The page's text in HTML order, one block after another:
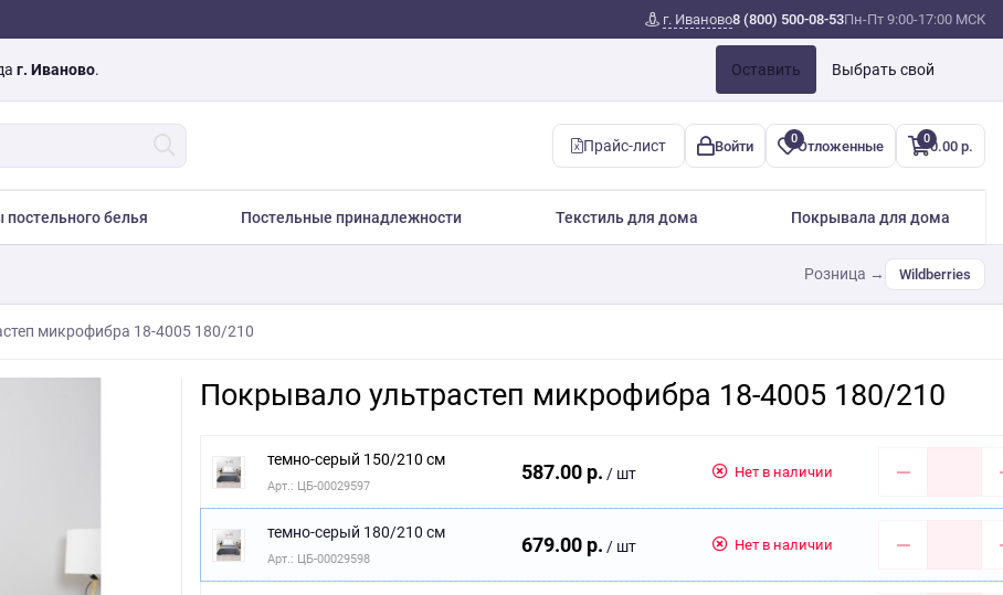
г. Иваново8 (800) 500-08-53Пн-Пт 9:00-17:00 МСК
г. Иваново. Оставить Выбрать свой
Прайс-лист Войти 0Отложенные 00.00 р.
белья Постельные принадлежности Текстиль для дома Покрывала для дома
Розница → Wildberries
микрофибра 18-4005 180/210
Покрывало ультрастеп микрофибра 18-4005 180/210
темно-серый 150/210 см
Арт.: ЦБ-00029597
587.00 р. / шт Нет в наличии
темно-серый 180/210 см
Арт.: ЦБ-00029598
679.00 р. / шт Нет в наличии